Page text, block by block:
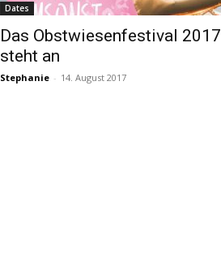
Dates
Das Obstwiesenfestival 2017
steht an
Stephanie - 14. August 2017